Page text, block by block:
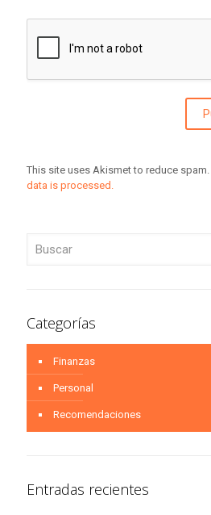
This site uses Akismet to reduce spam.
data is processed.
Categorías
Finanzas
Personal
Recomendaciones
Entradas recientes